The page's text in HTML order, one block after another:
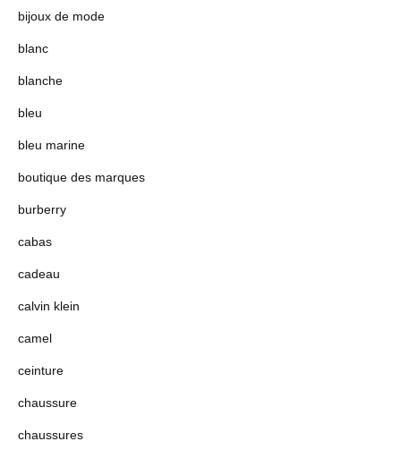
bijoux de mode
blanc
blanche
bleu
bleu marine
boutique des marques
burberry
cabas
cadeau
calvin klein
camel
ceinture
chaussure
chaussures